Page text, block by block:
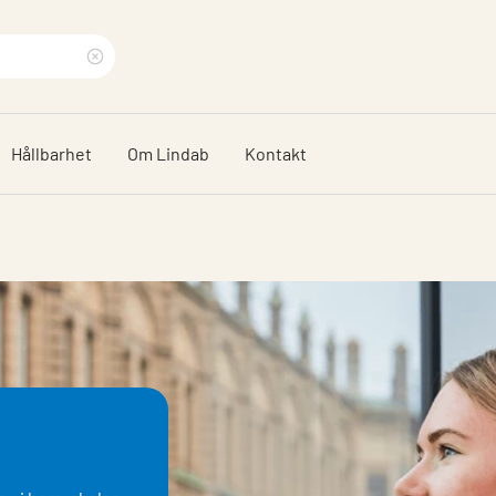
sökfras
Hållbarhet Om Lindab Kontakt